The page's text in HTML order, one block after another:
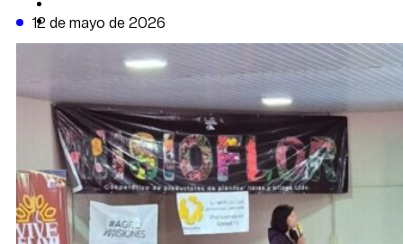
DE LA TRIBUNA TV
12 de mayo de 2026